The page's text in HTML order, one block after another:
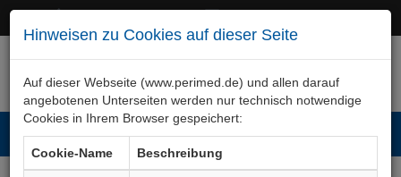
Hinweisen zu Cookies auf dieser Seite
Auf dieser Webseite (www.perimed.de) und allen darauf
angebotenen Unterseiten werden nur technisch notwendige
Cookies in Ihrem Browser gespeichert:
Cookie-Name
Beschreibung